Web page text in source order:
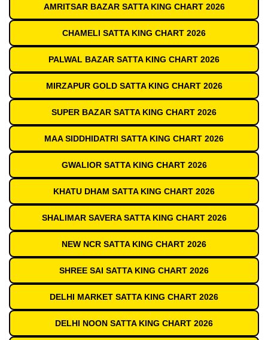
AMRITSAR BAZAR SATTA KING CHART 2026
CHAMELI SATTA KING CHART 2026
PALWAL BAZAR SATTA KING CHART 2026
MIRZAPUR GOLD SATTA KING CHART 2026
SUPER BAZAR SATTA KING CHART 2026
MAA SIDDHIDATRI SATTA KING CHART 2026
GWALIOR SATTA KING CHART 2026
KHATU DHAM SATTA KING CHART 2026
SHALIMAR SAVERA SATTA KING CHART 2026
NEW NCR SATTA KING CHART 2026
SHREE SAI SATTA KING CHART 2026
DELHI MARKET SATTA KING CHART 2026
DELHI NOON SATTA KING CHART 2026